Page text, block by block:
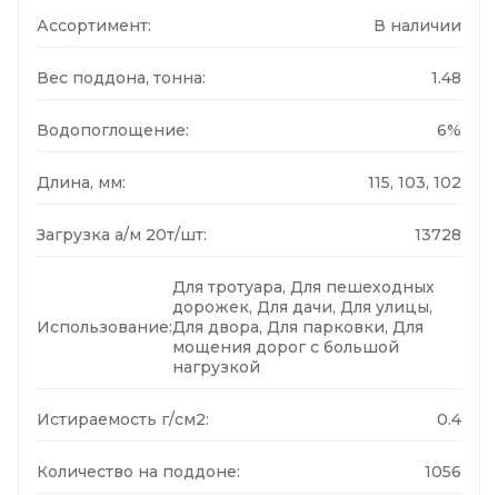
Ассортимент: В наличии
Вес поддона, тонна: 1.48
Водопоглощение: 6%
Длина, мм: 115, 103, 102
Загрузка а/м 20т/шт: 13728
Использование:
Для тротуара, Для пешеходных
дорожек, Для дачи, Для улицы,
Для двора, Для парковки, Для
мощения дорог с большой
нагрузкой
Истираемость г/см2: 0.4
Количество на поддоне: 1056